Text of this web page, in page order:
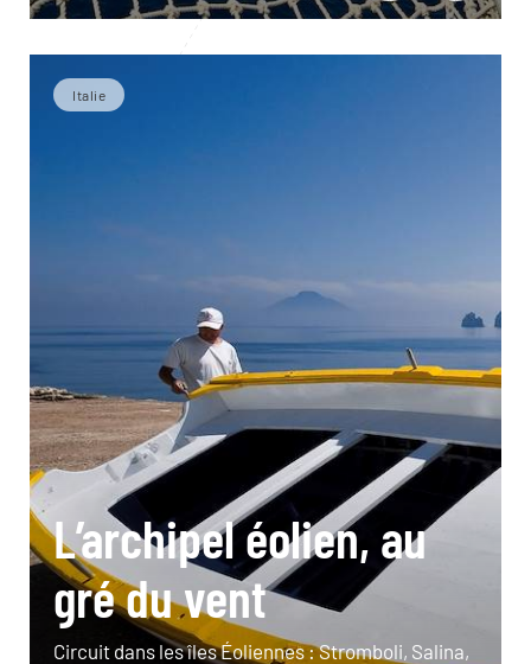
Italie
L’archipel éolien, au
gré du vent
Circuit dans les îles Éoliennes : Stromboli, Salina,